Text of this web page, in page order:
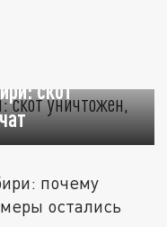
скот
почему
остались